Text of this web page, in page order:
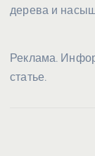
дерева и
Реклама.
статье.